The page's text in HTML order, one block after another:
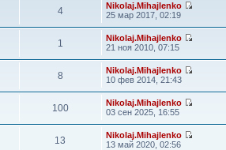
4
Nikolaj.Mihajlenko
25 мар 2017, 02:19
1
Nikolaj.Mihajlenko
21 ноя 2010, 07:15
8
Nikolaj.Mihajlenko
10 фев 2014, 21:43
100
Nikolaj.Mihajlenko
03 сен 2025, 16:55
13
Nikolaj.Mihajlenko
13 май 2020, 02:56